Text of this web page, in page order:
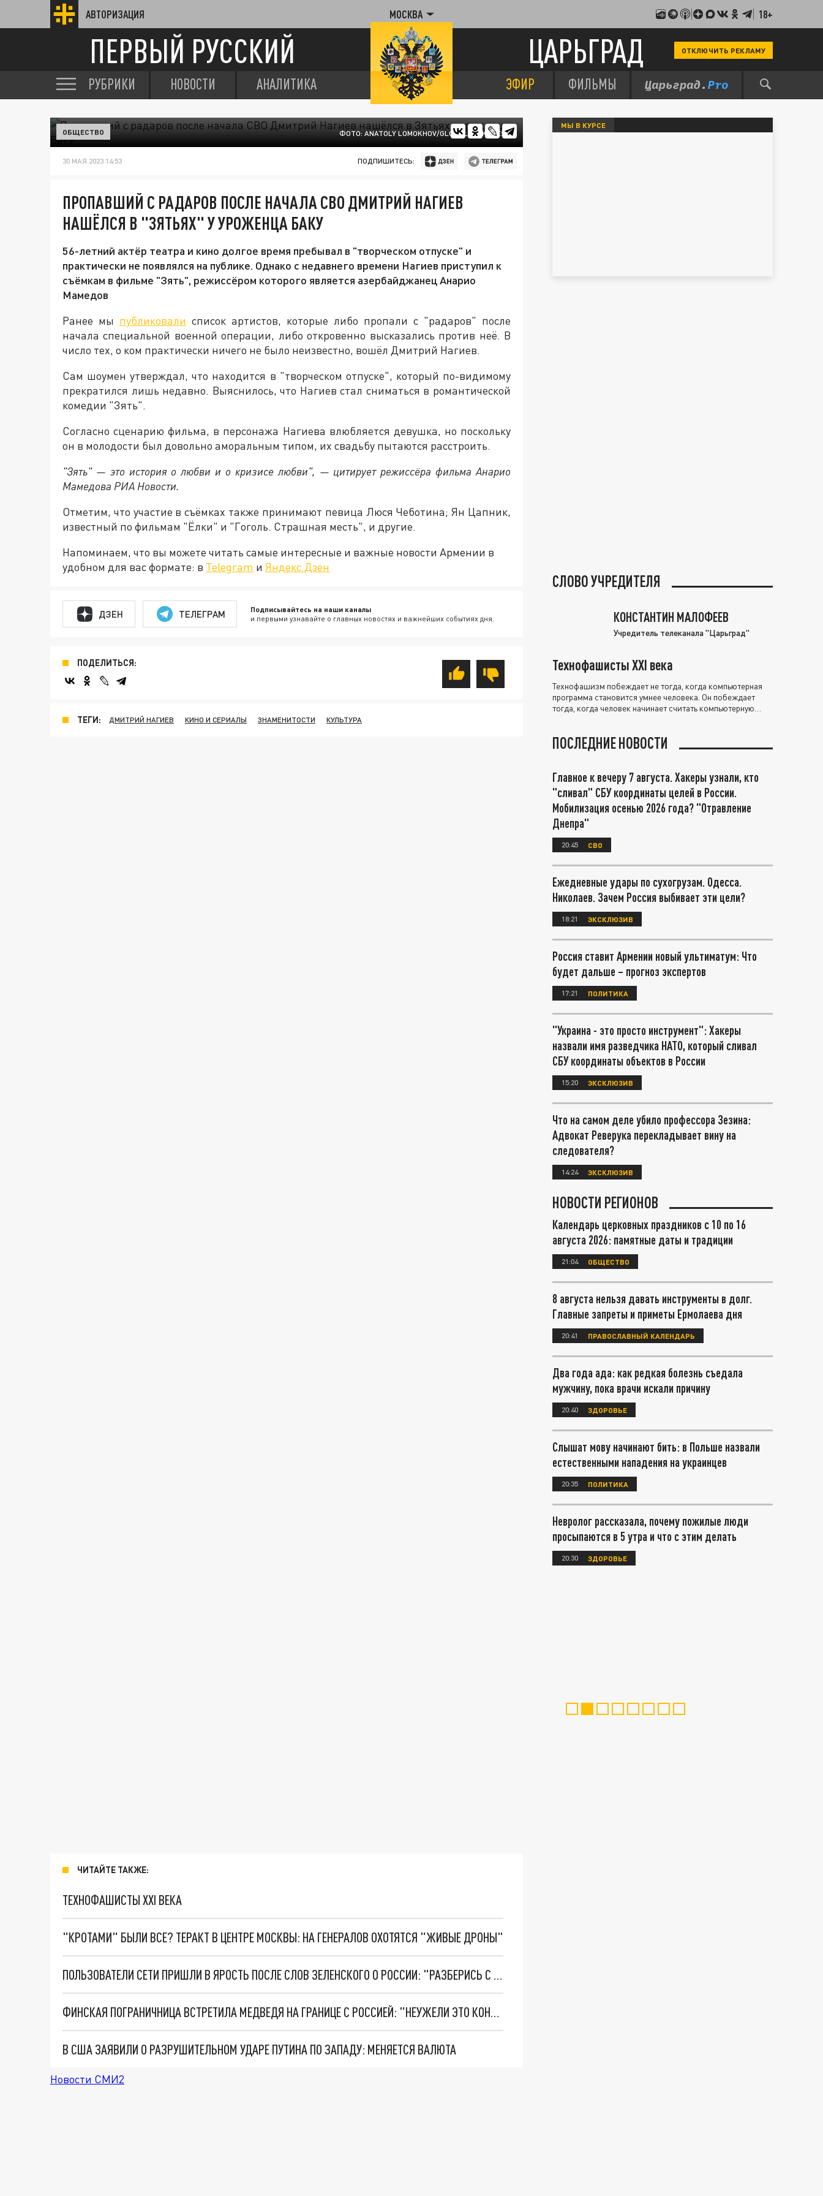
АВТОРИЗАЦИЯ МОСКВА 18+
ПЕРВЫЙ РУССКИЙ ЦАРЬГРАД ОТКЛЮЧИТЬ РЕКЛАМУ
РУБРИКИ НОВОСТИ АНАЛИТИКА ЭФИР ФИЛЬМЫ
ФОТО: ANATOLY LOMOKHOV/GLOBALLOOKPRESS
ОБЩЕСТВО
30 МАЯ 2023 14:53 ПОДПИШИТЕСЬ:
ПРОПАВШИЙ С РАДАРОВ ПОСЛЕ НАЧАЛА СВО ДМИТРИЙ НАГИЕВ
НАШЁЛСЯ В "ЗЯТЬЯХ" У УРОЖЕНЦА БАКУ
56-летний актёр театра и кино долгое время пребывал в "творческом отпуске" и
практически не появлялся на публике. Однако с недавнего времени Нагиев приступил к
съёмкам в фильме "Зять", режиссёром которого является азербайджанец Анарио
Мамедов
Ранее мы публиковали список артистов, которые либо пропали с "радаров" после
начала специальной военной операции, либо откровенно высказались против неё. В
число тех, о ком практически ничего не было неизвестно, вошёл Дмитрий Нагиев.
Сам шоумен утверждал, что находится в "творческом отпуске", который по-видимому
прекратился лишь недавно. Выяснилось, что Нагиев стал сниматься в романтической
комедии "Зять".
Согласно сценарию фильма, в персонажа Нагиева влюбляется девушка, но поскольку
он в молодости был довольно аморальным типом, их свадьбу пытаются расстроить.
"Зять" — это история о любви и о кризисе любви", — цитирует режиссёра фильма Анарио
Мамедова РИА Новости.
Отметим, что участие в съёмках также принимают певица Люся Чеботина; Ян Цапник,
известный по фильмам "Ёлки" и "Гоголь. Страшная месть", и другие.
Напоминаем, что вы можете читать самые интересные и важные новости Армении в
удобном для вас формате: в Telegram и Яндекс.Дзен
ДЗЕН ТЕЛЕГРАМ Подписывайтесь на наши каналы
и первыми узнавайте о главных новостях и важнейших событиях дня.
ПОДЕЛИТЬСЯ:
ТЕГИ: ДМИТРИЙ НАГИЕВ КИНО И СЕРИАЛЫ ЗНАМЕНИТОСТИ КУЛЬТУРА
ЧИТАЙТЕ ТАКЖЕ:
ТЕХНОФАШИСТЫ XXI ВЕКА
"КРОТАМИ" БЫЛИ ВСЕ? ТЕРАКТ В ЦЕНТРЕ МОСКВЫ: НА ГЕНЕРАЛОВ ОХОТЯТСЯ "ЖИВЫЕ ДРОНЫ"
ПОЛЬЗОВАТЕЛИ СЕТИ ПРИШЛИ В ЯРОСТЬ ПОСЛЕ СЛОВ ЗЕЛЕНСКОГО О РОССИИ: "РАЗБЕРИСЬ С КАМНЯМИ"
ФИНСКАЯ ПОГРАНИЧНИЦА ВСТРЕТИЛА МЕДВЕДЯ НА ГРАНИЦЕ С РОССИЕЙ: "НЕУЖЕЛИ ЭТО КОНЕЦ?"
В США ЗАЯВИЛИ О РАЗРУШИТЕЛЬНОМ УДАРЕ ПУТИНА ПО ЗАПАДУ: МЕНЯЕТСЯ ВАЛЮТА
Новости СМИ2
МЫ В КУРСЕ
СЛОВО УЧРЕДИТЕЛЯ
КОНСТАНТИН МАЛОФЕЕВ
Учредитель телеканала "Царьград"
Технофашисты XXI века
Технофашизм побеждает не тогда, когда компьютерная
программа становится умнее человека. Он побеждает
тогда, когда человек начинает считать компьютерную
ПОСЛЕДНИЕ НОВОСТИ
Главное к вечеру 7 августа. Хакеры узнали, кто
"сливал" СБУ координаты целей в России.
Мобилизация осенью 2026 года? "Отравление
Днепра"
20:45 СВО
Ежедневные удары по сухогрузам. Одесса.
Николаев. Зачем Россия выбивает эти цели?
18:21 ЭКСКЛЮЗИВ
Россия ставит Армении новый ультиматум: Что
будет дальше – прогноз экспертов
17:21 ПОЛИТИКА
"Украина - это просто инструмент": Хакеры
назвали имя разведчика НАТО, который сливал
СБУ координаты объектов в России
15:20 ЭКСКЛЮЗИВ
Что на самом деле убило профессора Зезина:
Адвокат Реверука перекладывает вину на
следователя?
14:24 ЭКСКЛЮЗИВ
НОВОСТИ РЕГИОНОВ
Календарь церковных праздников с 10 по 16
августа 2026: памятные даты и традиции
21:04 ОБЩЕСТВО
8 августа нельзя давать инструменты в долг.
Главные запреты и приметы Ермолаева дня
20:41 ПРАВОСЛАВНЫЙ КАЛЕНДАРЬ
Два года ада: как редкая болезнь съедала
мужчину, пока врачи искали причину
20:40 ЗДОРОВЬЕ
Слышат мову начинают бить: в Польше назвали
естественными нападения на украинцев
20:35 ПОЛИТИКА
Невролог рассказала, почему пожилые люди
просыпаются в 5 утра и что с этим делать
20:30 ЗДОРОВЬЕ